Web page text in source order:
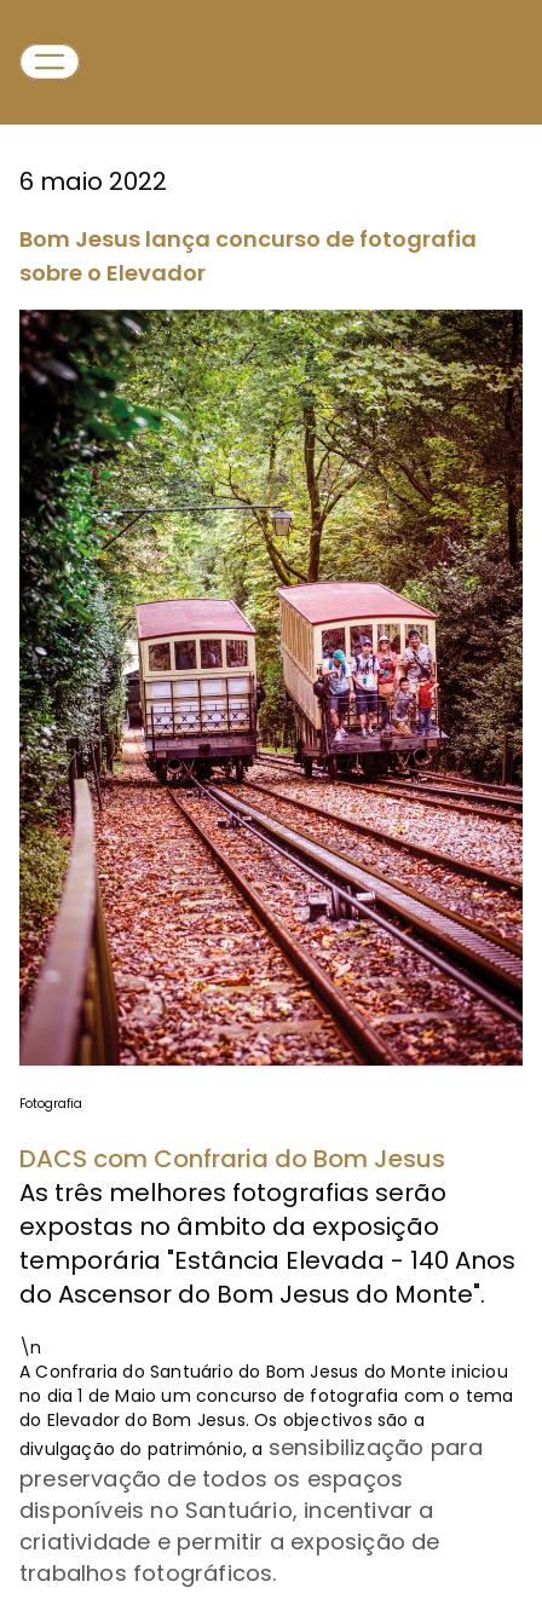
6 maio 2022
Bom Jesus lança concurso de fotografia
sobre o Elevador
Fotografia
DACS com Confraria do Bom Jesus
As três melhores fotografias serão
expostas no âmbito da exposição
temporária "Estância Elevada - 140 Anos
do Ascensor do Bom Jesus do Monte".
\n
A Confraria do Santuário do Bom Jesus do Monte iniciou
no dia 1 de Maio um concurso de fotografia com o tema
do Elevador do Bom Jesus. Os objectivos são a
divulgação do património, a sensibilização para
preservação de todos os espaços
disponíveis no Santuário, incentivar a
criatividade e permitir a exposição de
trabalhos fotográficos.